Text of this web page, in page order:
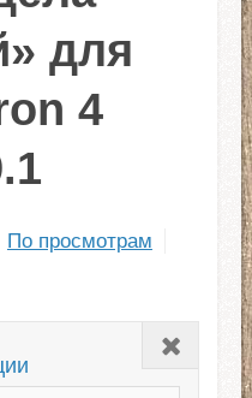
для
4
По просмотрам
Закрыть